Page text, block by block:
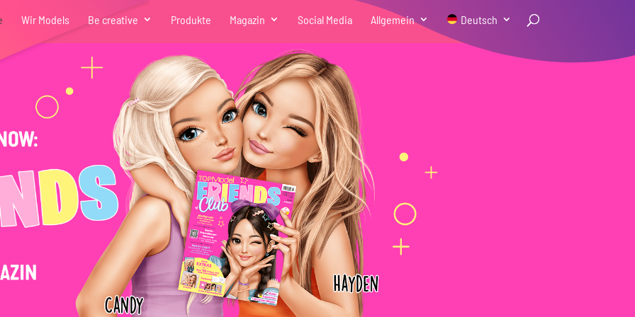
Wir Models Be creative Produkte Magazin Social Media Allgemein Deutsch